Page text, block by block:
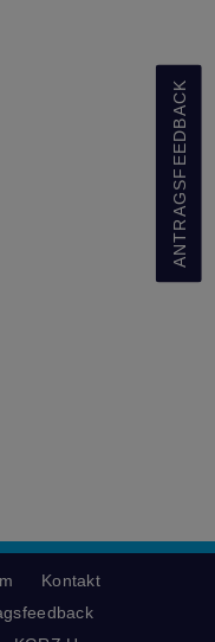
ANTRAGSFEEDBACK
Kontakt